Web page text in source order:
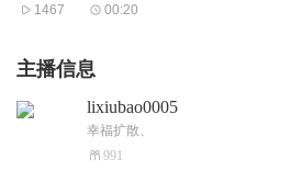
1467 00:20
主播信息
lixiubao0005
幸福扩散、
991